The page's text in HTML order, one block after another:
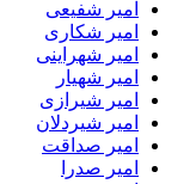
امیر شفیعی
امیر شکاری
امیر شهراینی
امیر شهیار
امیر شیرازی
امیر شیردلان
امیر صداقت
امیر صدرا